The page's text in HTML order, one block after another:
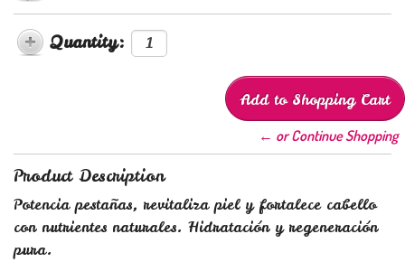
Quantity:
← or Continue Shopping
Product Description
Potencia pestañas, revitaliza piel y fortalece cabello
con nutrientes naturales. Hidratación y regeneración
pura.